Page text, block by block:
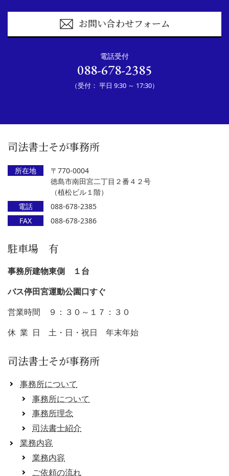
お問い合わせフォーム
電話受付
088-678-2385
（受付： 平日 9:30 ～ 17:30）
司法書士そが事務所
所在地
〒770-0004
徳島市南田宮二丁目２番４２号
（植松ビル１階）
電話
088-678-2385
FAX
088-678-2386
駐車場 有
事務所建物東側 １台
バス停田宮運動公園口すぐ
営業時間 ９：３０～１７：３０
休 業 日 土・日・祝日 年末年始
司法書士そが事務所
事務所について
事務所について
事務所理念
司法書士紹介
業務内容
業務内容
ご依頼の流れ